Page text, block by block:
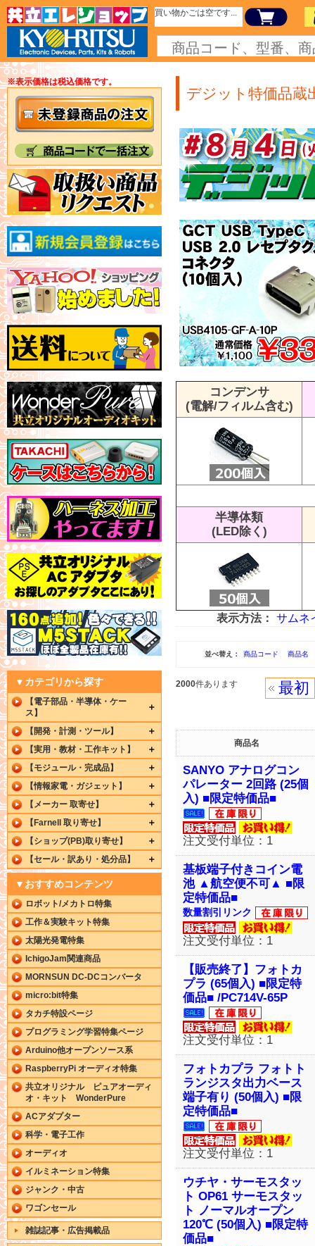
買い物かごは空です...
デジット特価品蔵
コンデンサ
(電解/フィルム含む)
半導体類
(LED除く)
表示方法： サムネ
並べ替え： 商品コード 商品名
2000件あります 最初
商品名
SANYO アナログコン
パレーター 2回路 (25個
入) ■限定特価品■
注文受付単位：1
基板端子付きコイン電
池 ▲航空便不可▲ ■限
定特価品■
数量割引リンク
注文受付単位：1
【販売終了】フォトカ
プラ (65個入) ■限定特
価品■ /PC714V-65P
注文受付単位：1
フォトカプラ フォトト
ランジスタ出力ベース
端子有り (50個入) ■限
定特価品■
注文受付単位：1
ウチヤ・サーモスタッ
ト OP61 サーモスタッ
ト ノーマルオープン
120℃ (50個入) ■限定特
価品■
※表示価格は税込価格です。
▼カテゴリから探す
【電子部品・半導体・ケー
ス】
【開発・計測・ツール】
【実用・教材・工作キット】
【モジュール・完成品】
【情報家電・ガジェット】
【メーカー 取寄せ】
【Farnell 取り寄せ】
【ショップ(PB)取り寄せ】
【セール・訳あり・処分品】
▼おすすめコンテンツ
ロボット/メカトロ特集
工作＆実験キット特集
太陽光発電特集
IchigoJam関連商品
MORNSUN DC-DCコンバータ
micro:bit特集
タカチ特設ページ
プログラミング学習特集ページ
Arduino他オープンソース系
RaspberryPi オーディオ特集
共立オリジナル ピュアオーディ
オ・キット WonderPure
ACアダプター
科学・電子工作
オーディオ
イルミネーション特集
ジャンク・中古
ワゴンセール
雑誌記事・広告掲載品